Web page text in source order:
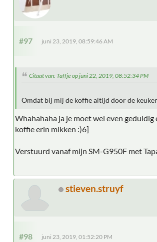
#97 juni 23, 2019, 08:59:46 AM
Citaat van: Taffje op juni 22, 2019, 08:52:34 PM
Omdat bij mij de koffie altijd door de
Whahahaha ja je moet wel even geduldig
koffie erin mikken :)6]
Verstuurd vanaf mijn SM-G950F met
stieven.struyf
#98 juni 23, 2019, 01:52:20 PM